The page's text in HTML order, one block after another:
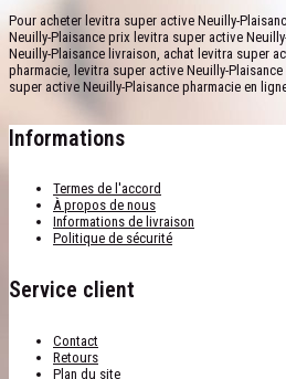
Pour acheter levitra super active Neuilly-
Neuilly-Plaisance prix levitra super active
Neuilly-Plaisance livraison, achat levitra super
pharmacie, levitra super active Neuilly-
super active Neuilly-Plaisance pharmacie en
Informations
Termes de l'accord
À propos de nous
Informations de livraison
Politique de sécurité
Service client
Contact
Retours
Plan du site